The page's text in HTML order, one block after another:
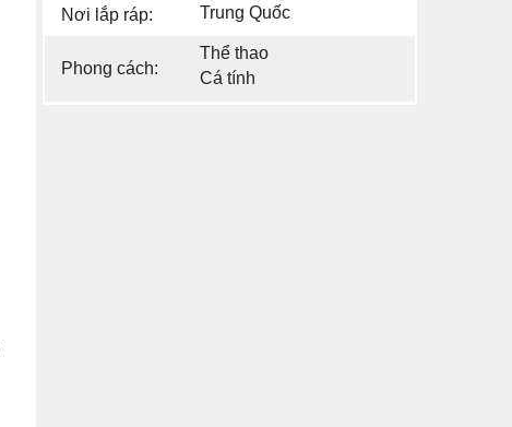
Nơi lắp ráp: Trung Quốc
Phong cách:
Thể thao
Cá tính